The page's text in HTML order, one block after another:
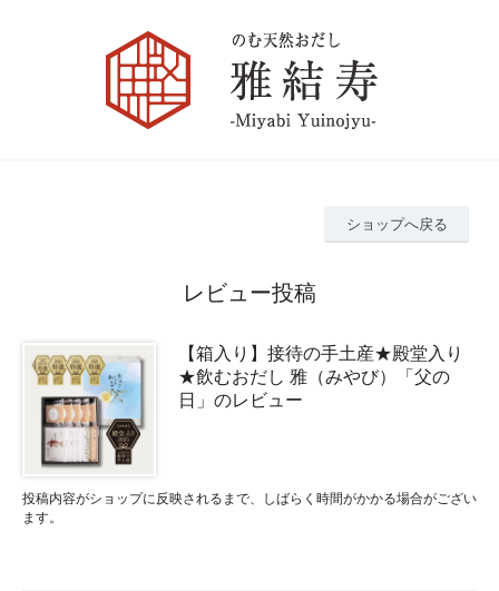
ショップへ戻る
レビュー投稿
【箱入り】接待の手土産★殿堂入り
★飲むおだし 雅（みやび）「父の
日」のレビュー
投稿内容がショップに反映されるまで、しばらく時間がかかる場合がござい
ます。